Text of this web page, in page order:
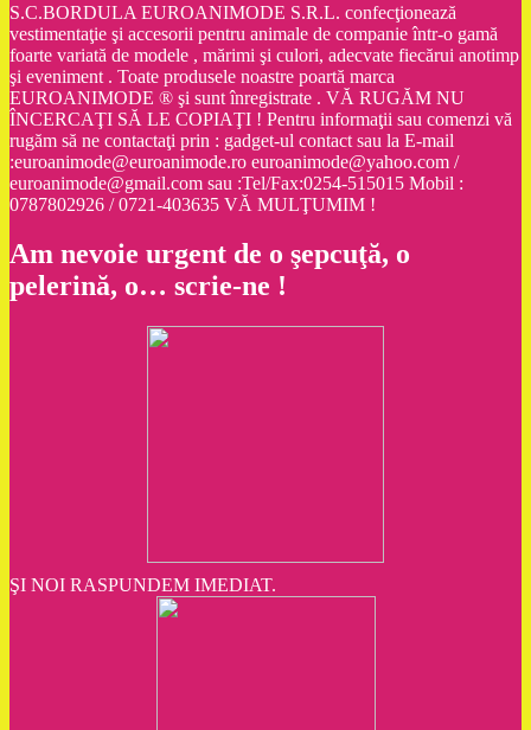
S.C.BORDULA EUROANIMODE S.R.L. confecţionează
vestimentaţie şi accesorii pentru animale de companie într-o gamă
foarte variată de modele , mărimi şi culori, adecvate fiecărui anotimp
şi eveniment . Toate produsele noastre poartă marca
EUROANIMODE ® şi sunt înregistrate . VĂ RUGĂM NU
ÎNCERCAŢI SĂ LE COPIAŢI ! Pentru informaţii sau comenzi vă
rugăm să ne contactaţi prin : gadget-ul contact sau la E-mail
:euroanimode@euroanimode.ro euroanimode@yahoo.com /
euroanimode@gmail.com sau :Tel/Fax:0254-515015 Mobil :
0787802926 / 0721-403635 VĂ MULŢUMIM !
Am nevoie urgent de o şepcuţă, o
pelerină, o… scrie-ne !
ŞI NOI RASPUNDEM IMEDIAT.